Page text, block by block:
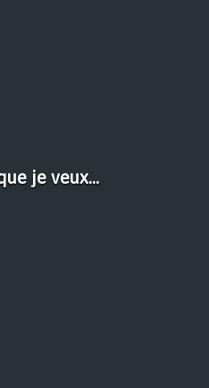
je veux...